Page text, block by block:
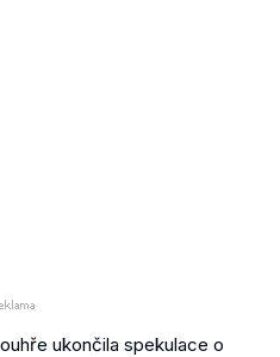
ukončila spekulace o